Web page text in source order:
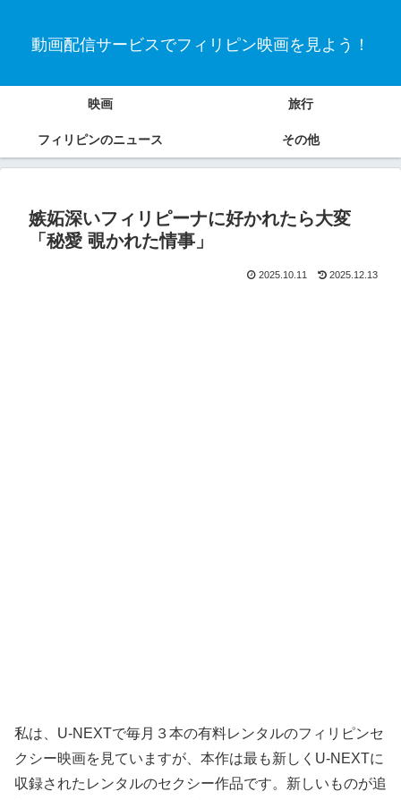
動画配信サービスでフィリピン映画を見よう！
映画 旅行
フィリピンのニュース その他
嫉妬深いフィリピーナに好かれたら大変
「秘愛 覗かれた情事」
2025.10.11 2025.12.13
私は、U-NEXTで毎月３本の有料レンタルのフィリピンセ
クシー映画を見ていますが、本作は最も新しくU-NEXTに
収録されたレンタルのセクシー作品です。新しいものが追